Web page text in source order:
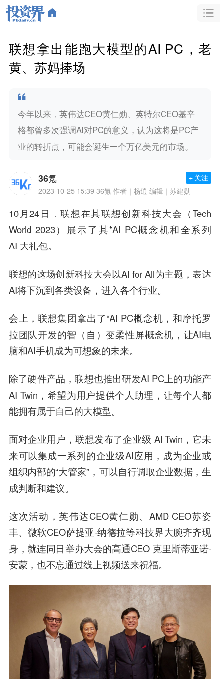
联想拿出能跑大模型的AI PC，老
黄、苏妈捧场
今年以来，英伟达CEO黄仁勋、英特尔CEO基辛
格都曾多次强调AI对PC的意义，认为这将是PC产
业的转折点，可能会诞生一个万亿美元的市场。
36氪
2023-10-25 15:39 36氪 作者｜杨逍 编辑｜苏建勋
+ 关注
10月24日，联想在其联想创新科技大会（Tech
World 2023）展示了其*AI PC概念机和全系列
AI 大礼包。
联想的这场创新科技大会以AI for All为主题，表达
AI将下沉到各类设备，进入各个行业。
会上，联想集团拿出了*AI PC概念机，和摩托罗
拉团队开发的智（自）变柔性屏概念机，让AI电
脑和AI手机成为可想象的未来。
除了硬件产品，联想也推出研发AI PC上的功能产
AI Twin，希望为用户提供个人助理，让每个人都
能拥有属于自己的大模型。
面对企业用户，联想发布了企业级 AI Twin，它未
来可以集成一系列的企业级AI应用，成为企业或
组织内部的“大管家”，可以自行调取企业数据，生
成判断和建议。
这次活动，英伟达CEO黄仁勋、AMD CEO苏姿
丰、微软CEO萨提亚·纳德拉等科技界大腕齐齐现
身，就连同日举办大会的高通CEO 克里斯蒂亚诺·
安蒙，也不忘通过线上视频送来祝福。